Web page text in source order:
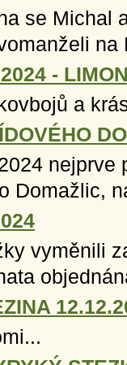
se Michal
na
-
a
nejprve
Domažlic,
vyměnili